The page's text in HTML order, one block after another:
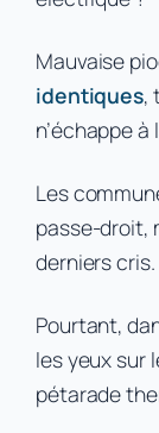
Mauvaise
identiques,
n’échappe à
Les
passe-droit,
derniers cris.
Pourtant,
les yeux sur
pétarade